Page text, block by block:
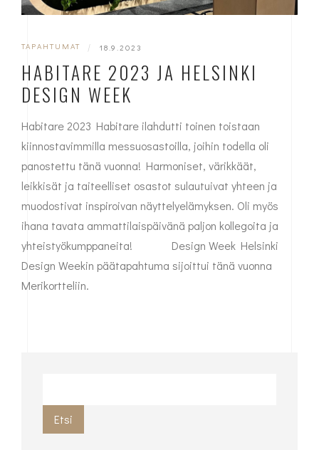
TAPAHTUMAT | 18.9.2023
HABITARE 2023 JA HELSINKI
DESIGN WEEK
Habitare 2023 Habitare ilahdutti toinen toistaan
kiinnostavimmilla messuosastoilla, joihin todella oli
panostettu tänä vuonna! Harmoniset, värikkäät,
leikkisät ja taiteelliset osastot sulautuivat yhteen ja
muodostivat inspiroivan näyttelyelämyksen. Oli myös
ihana tavata ammattilaispäivänä paljon kollegoita ja
yhteistyökumppaneita! Design Week Helsinki
Design Weekin päätapahtuma sijoittui tänä vuonna
Merikortteliin.
Etsi